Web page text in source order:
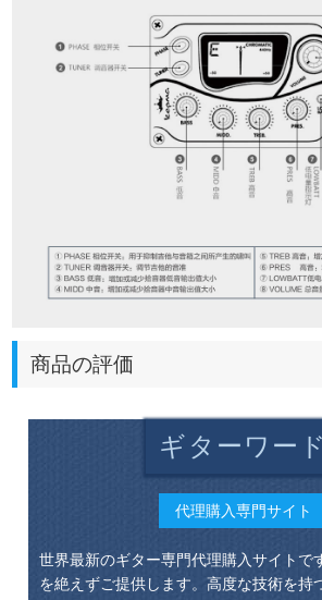
商品の評価
ギターワード
代理購入専門サイト
世界最新のギター専門代理購入サイトで
を絶えずご提供します。高度な技術を持